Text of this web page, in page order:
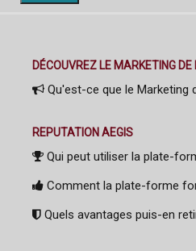
DÉCOUVREZ LE MARKETING
Qu'est-ce que le Marketing
REPUTATION AEGIS
Qui peut utiliser la plate-
Comment la plate-forme
Quels avantages puis-en